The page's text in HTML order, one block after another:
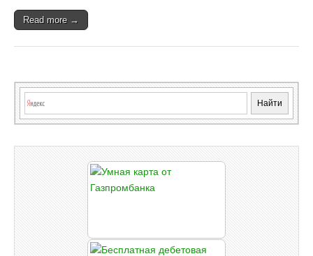
Read more →